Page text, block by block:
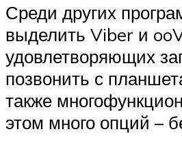
Среди других
выделить Viber и
удовлетворяющих
позвонить с
также
этом много опций –